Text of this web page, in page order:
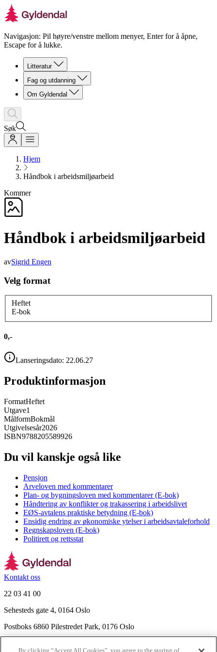
Navigasjon: Pil høyre/venstre mellom menyer, Enter for å åpne,
Escape for å lukke.
Litteratur
Fag og utdanning
Om Gyldendal
Søk
Hjem
Håndbok i arbeidsmiljøarbeid
Kommer
Håndbok i arbeidsmiljøarbeid
avSigrid Engen
Velg format
Heftet
E-bok
0,-
Lanseringsdato: 22.06.27
Produktinformasjon
FormatHeftet
Utgave1
MålformBokmål
Utgivelsesår2026
ISBN9788205589926
Du vil kanskje også like
Pensjon
Arveloven med kommentarer
Plan- og bygningsloven med kommentarer (E-bok)
Håndtering av konflikter og trakassering i arbeidslivet
EØS-avtalens praktiske betydning (E-bok)
Ensidig endring av økonomiske ytelser i arbeidsavtaleforhold
Regnskapsloven (E-bok)
Politirett og rettsstat
Kontakt oss
22 03 41 00
Sehesteds gate 4, 0164 Oslo
Postboks 6860 Pilestredet Park, 0176 Oslo
By clicking “Accept All Cookies”, you agree to the storing of